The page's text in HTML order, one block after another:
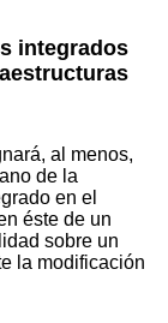
integrados
al menos,
de la
en el
éste de un
sobre un
la modificación